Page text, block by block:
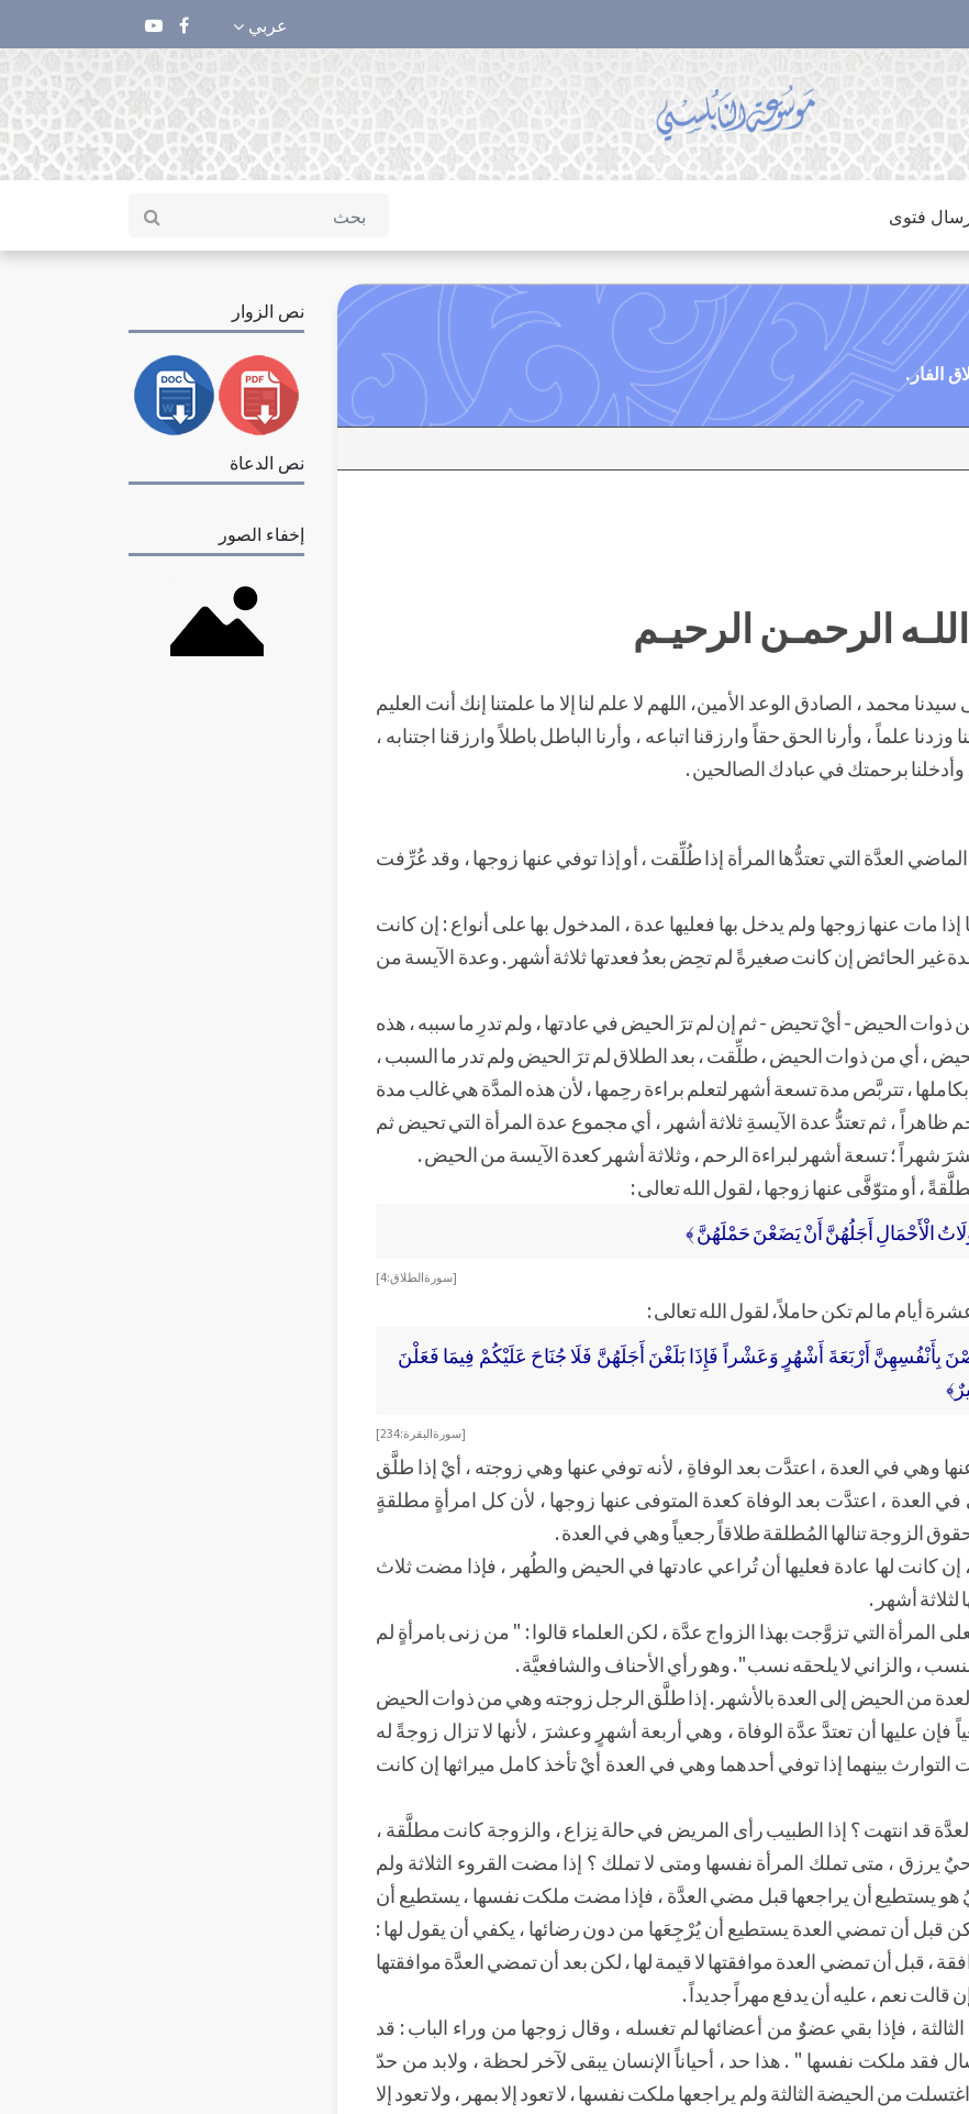
عربي
فتوى
الرحمـن الرحيـم
محمد ، الصادق الوعد الأمين، اللهم لا علم لنا إلا ما علمتنا إنك أنت العليم
وزدنا علماً ، وأرنا الحق حقاً وارزقنا اتباعه ، وأرنا الباطل باطلاً وارزقنا اجتنابه ،
برحمتك في عبادك الصالحين .
العدَّة التي تعتدُّها المرأة إذا طُلِّقت ، أو إذا توفي عنها زوجها ، وقد عُرِّفت
إذا مات عنها زوجها ولم يدخل بها فعليها عدة ، المدخول بها على أنواع : إن كانت
غير الحائض إن كانت صغيرةً لم تحِض بعدُ فعدتها ثلاثة أشهر . وعدة الآيسة من
ذوات الحيض - أيْ تحيض - ثم إن لم ترَ الحيض في عادتها ، ولم تدرِ ما سببه ، هذه
، أي من ذوات الحيض ، طلِّقت ، بعد الطلاق لم ترَ الحيض ولم تدر ما السبب ،
، تتربَّص مدة تسعة أشهر لتعلم براءة رحِمها ، لأن هذه المدَّة هي غالب مدة
ظاهراً ، ثم تعتدُّ عدة الآيسةِ ثلاثة أشهر ، أي مجموع عدة المرأة التي تحيض ثم
شهراً ؛ تسعة أشهر لبراءة الرحم ، وثلاثة أشهر كعدة الآيسة من الحيض .
، أو متوّفَّى عنها زوجها ، لقول الله تعالى :
الْأَحْمَالِ أَجَلُهُنَّ أَنْ يَضَعْنَ حَمْلَهُنَّ ﴾
[سورة الطلاق : 4 ]
أيام ما لم تكن حاملاً، لقول الله تعالى :
بِأَنْفُسِهِنَّ أَرْبَعَةَ أَشْهُرٍ وَعَشْراً فَإِذَا بَلَغْنَ أَجَلَهُنَّ فَلَا جُنَاحَ عَلَيْكُمْ فِيمَا فَعَلْنَ
[ سورة البقرة :234 ]
وهي في العدة ، اعتدَّت بعد الوفاةِ ، لأنه توفي عنها وهي زوجته ، أيْ إذا طلَّق
العدة ، اعتدَّت بعد الوفاة كعدة المتوفى عنها زوجها ، لأن كل امرأةٍ مطلقةٍ
الزوجة تنالها المُطلقة طلاقاً رجعياً وهي في العدة .
كانت لها عادة فعليها أن تُراعي عادتها في الحيض والطُهر ، فإذا مضت ثلاث
أشهر .
المرأة التي تزوَّجت بهذا الزواج عدَّة ، لكن العلماء قالوا : " من زنى بامرأةٍ لم
، والزاني لا يلحقه نسب ". وهو رأي الأحناف والشافعيَّة .
العدة من الحيض إلى العدة بالأشهر . إذا طلَّق الرجل زوجته وهي من ذوات الحيض
عليها أن تعتدَّ عدَّة الوفاة ، وهي أربعة أشهرٍ وعشرَ ، لأنها لا تزال زوجةً له
التوارث بينهما إذا توفي أحدهما وهي في العدة أيْ تأخذ كامل ميراثها إن كانت
قد انتهت ؟ إذا الطبيب رأى المريض في حالة نِزاع ، والزوجة كانت مطلَّقة ،
، متى تملك المرأة نفسها ومتى لا تملك ؟ إذا مضت القروء الثلاثة ولم
هو يستطيع أن يراجعها قبل مضي العدَّة ، فإذا مضت ملكت نفسها ، يستطيع أن
لكن قبل أن تمضي العدة يستطيع أن يُرْجِعَها من دون رضائها ، يكفي أن يقول لها :
، قبل أن تمضي العدة موافقتها لا قيمة لها ، لكن بعد أن تمضي العدَّة موافقتها
قالت نعم ، عليه أن يدفع مهراً جديداً .
، فإذا بقي عضوٌ من أعضائها لم تغسله ، وقال زوجها من وراء الباب : قد
فقد ملكت نفسها " . هذا حد ، أحياناً الإنسان يبقى لآخر لحظة ، ولابد من حدّ
من الحيضة الثالثة ولم يراجعها ملكت نفسها ، لا تعود إلا بمهر ، ولا تعود إلا
نص الزوار
نص الدعاة
إخفاء الصور